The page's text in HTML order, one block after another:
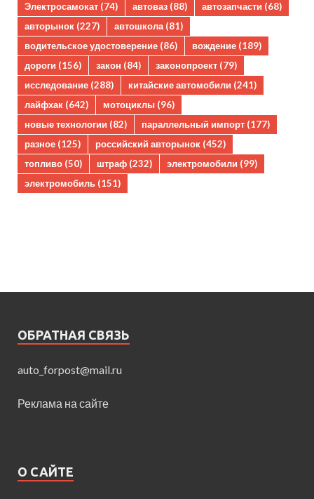
Электросамокат (74) автоваз (88) автозапчасти (68)
авторынок (227) автошкола(81)
водительское удостоверение (86) вождение (189)
дороги (156) закон (84) законопроект (79)
исследование (288) китайские автомобили (241)
лайфхак (642) мотоциклы (96)
новые технологии (82) параллельный импорт (177)
разное (125) российский авторынок (452)
топливо (50) штраф (232) электромобили (99)
электромобиль (151)
ОБРАТНАЯ СВЯЗЬ
auto_forpost@mail.ru
Реклама на сайте
О САЙТЕ